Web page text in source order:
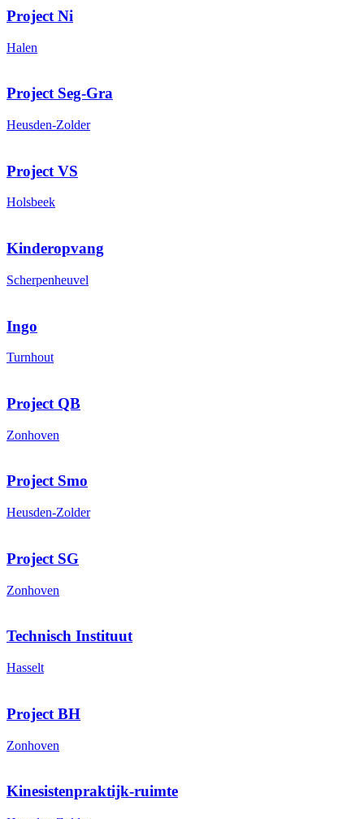
Project Ni
Halen
Project Seg-Gra
Heusden-Zolder
Project VS
Holsbeek
Kinderopvang
Scherpenheuvel
Ingo
Turnhout
Project QB
Zonhoven
Project Smo
Heusden-Zolder
Project SG
Zonhoven
Technisch Instituut
Hasselt
Project BH
Zonhoven
Kinesistenpraktijk-ruimte